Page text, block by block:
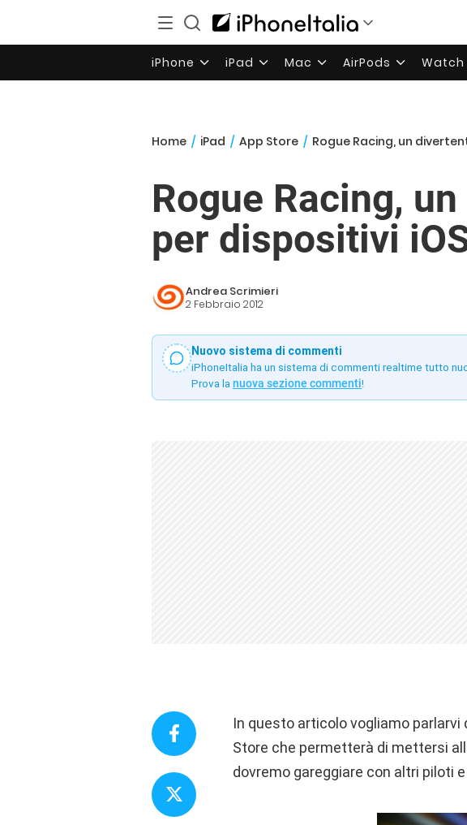
iPhone iPad Mac AirPods Watch
Home / iPad / App Store / Rogue Racing, un
Rogue Racing,
per dispositivi
Andrea Scrimieri
2 Febbraio 2012
Nuovo sistema di commenti
iPhoneItalia ha un sistema di commenti realtime tutto
Prova la nuova sezione commenti!
In questo articolo vogliamo parlarvi
Store che permetterà di mettersi
dovremo gareggiare con altri piloti